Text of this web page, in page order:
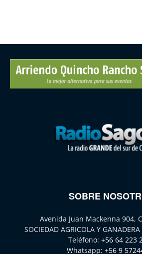
SOBRE
Avenida Juan Mackenna 904,
SOCIEDAD AGRICOLA Y
Teléfono: +56 64 223
Whatsapp: +56 9